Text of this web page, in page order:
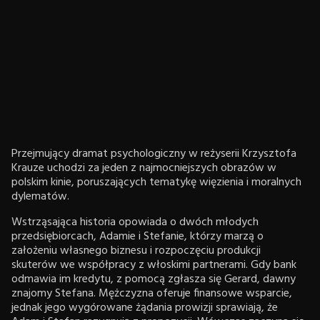
Przejmujący dramat psychologiczny w reżyserii Krzysztofa
Krauze uchodzi za jeden z najmocniejszych obrazów w
polskim kinie, poruszających tematykę więzienia i moralnych
dylematów.
Wstrząsająca historia opowiada o dwóch młodych
przedsiębiorcach, Adamie i Stefanie, którzy marzą o
założeniu własnego biznesu i rozpoczęciu produkcji
skuterów we współpracy z włoskimi partnerami. Gdy bank
odmawia im kredytu, z pomocą zgłasza się Gerard, dawny
znajomy Stefana. Mężczyzna oferuje finansowe wsparcie,
jednak jego wygórowane żądania prowizji sprawiają, że